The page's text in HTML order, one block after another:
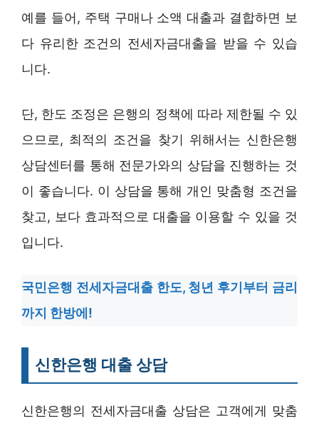
예를 들어, 주택 구매나 소액 대출과 결합하면 보
다 유리한 조건의 전세자금대출을 받을 수 있습
니다.
단, 한도 조정은 은행의 정책에 따라 제한될 수 있
으므로, 최적의 조건을 찾기 위해서는 신한은행
상담센터를 통해 전문가와의 상담을 진행하는 것
이 좋습니다. 이 상담을 통해 개인 맞춤형 조건을
찾고, 보다 효과적으로 대출을 이용할 수 있을 것
입니다.
국민은행 전세자금대출 한도, 청년 후기부터 금리
까지 한방에!
신한은행 대출 상담
신한은행의 전세자금대출 상담은 고객에게 맞춤